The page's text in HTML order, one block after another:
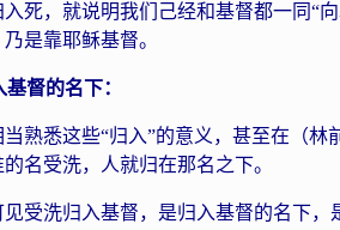
入死，就说明我们己经和基督都一同“
是靠耶稣基督。
基督的名下：
熟悉这些“归入”的意义，甚至在（林
名受洗，人就归在那名之下。
见受洗归入基督，是归入基督的名下